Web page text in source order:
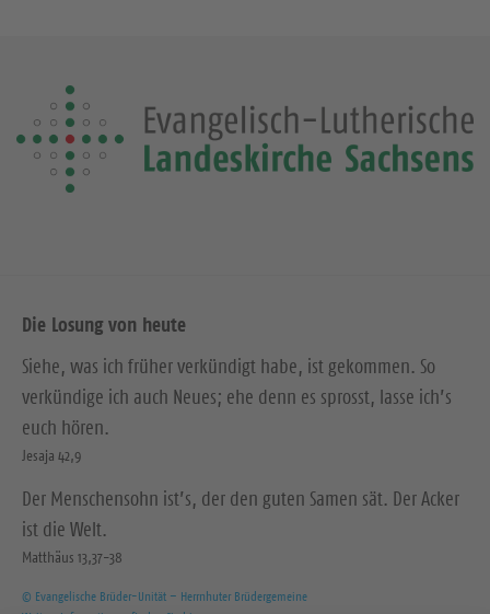
Die Losung von heute
Siehe, was ich früher verkündigt habe, ist gekommen. So
verkündige ich auch Neues; ehe denn es sprosst, lasse ich’s
euch hören.
Jesaja 42,9
Der Menschensohn ist’s, der den guten Samen sät. Der Acker
ist die Welt.
Matthäus 13,37-38
© Evangelische Brüder-Unität – Herrnhuter Brüdergemeine